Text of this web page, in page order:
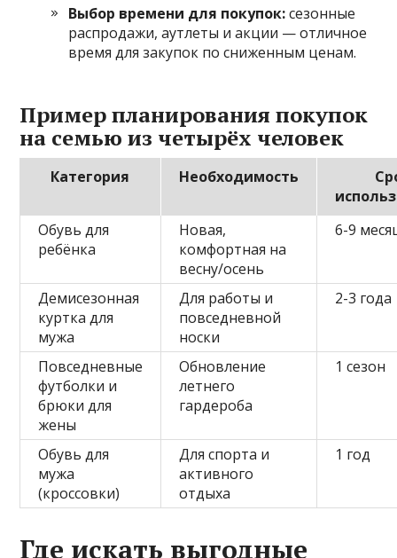
Выбор времени для покупок:сезонные
распродажи, аутлеты и акции — отличное
время для закупок по сниженным ценам.
Пример планирования покупок
на семью из четырёх человек
Категория Необходимость
Обувь для
ребёнка
Новая,
комфортная на
весну/осень
6-9
Демисезонная
куртка для
мужа
Для работы и
повседневной
носки
2-3 года
Повседневные
футболки и
брюки для
жены
Обновление
летнего
гардероба
1 сезон
Обувь для
мужа
(кроссовки)
Для спорта и
активного
отдыха
1 год
Где искать выгодные